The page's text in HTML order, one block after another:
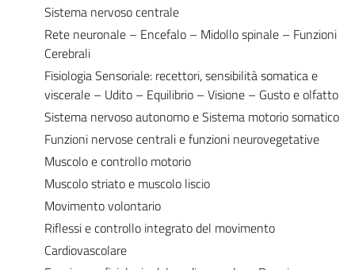
Sistema nervoso centrale
Rete neuronale – Encefalo – Midollo spinale – Funzioni
Cerebrali
Fisiologia Sensoriale: recettori, sensibilità somatica e
viscerale – Udito – Equilibrio – Visione – Gusto e olfatto
Sistema nervoso autonomo e Sistema motorio somatico
Funzioni nervose centrali e funzioni neurovegetative
Muscolo e controllo motorio
Muscolo striato e muscolo liscio
Movimento volontario
Riflessi e controllo integrato del movimento
Cardiovascolare